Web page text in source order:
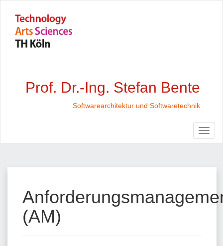
Prof. Dr.-Ing. Stefan Bente
Softwarearchitektur und Softwaretechnik
(AM)